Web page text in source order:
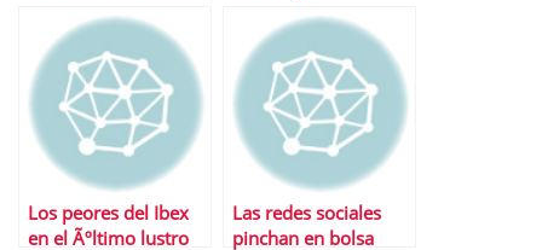
en 2009
autocartera?
Los peores del Ibex
en el Ãºltimo lustro
Las redes sociales
pinchan en bolsa